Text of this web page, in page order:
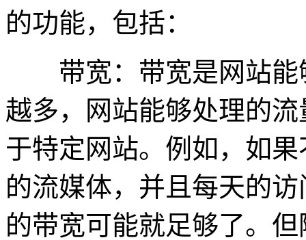
的功能，包括：
带宽：带宽是网站能
越多，网站能够处理的
于特定网站。例如，如
的流媒体，并且每天的
的带宽可能就足够了。